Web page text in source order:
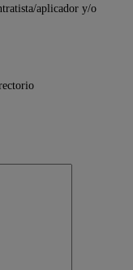
aplicador y/o